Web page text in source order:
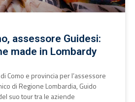
assessore Guidesi:
made in Lombardy
Como e provincia per l’assessore
di Regione Lombardia, Guido
suo tour tra le aziende